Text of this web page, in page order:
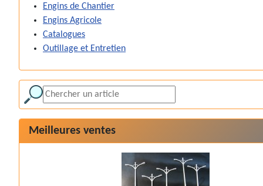
Engins de Chantier
Engins Agricole
Catalogues
Outillage et Entretien
Meilleures ventes